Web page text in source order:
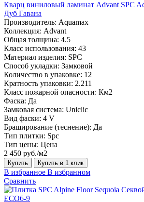
Кварц виниловый ламинат Advant SPC
Дуб Гавана
Производитель: Aquamax
Коллекция: Advant
Общая толщина: 4.5
Класс использования: 43
Материал изделия: SPC
Способ укладки: Замковой
Количество в упаковке: 12
Кратность упаковки: 2.211
Класс пожарной опасности: Км2
Фаска: Да
Замковая система: Uniclic
Вид фаски: 4 V
Браширование (теснение): Да
Тип плитки: Spc
Тип цены: Цена
2 450 руб./м2
Купить Купить в 1 клик
В избранное В избранном
Сравнить